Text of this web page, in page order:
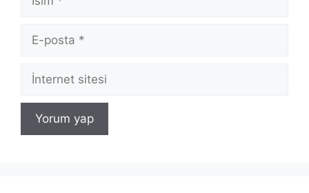
posta
İnternet